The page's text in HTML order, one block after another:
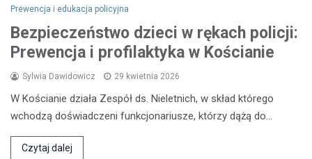
Prewencja i edukacja policyjna
Bezpieczeństwo dzieci w rękach policji:
Prewencja i profilaktyka w Kościanie
Sylwia Dawidowicz 29 kwietnia 2026
W Kościanie działa Zespół ds. Nieletnich, w skład którego
wchodzą doświadczeni funkcjonariusze, którzy dążą do…
Czytaj dalej